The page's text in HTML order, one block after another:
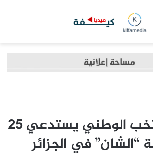
مدرب المنتخب الوطني يستدعي 25
“الشان” في الجزائر